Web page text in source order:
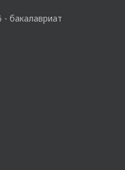
- бакалавриат